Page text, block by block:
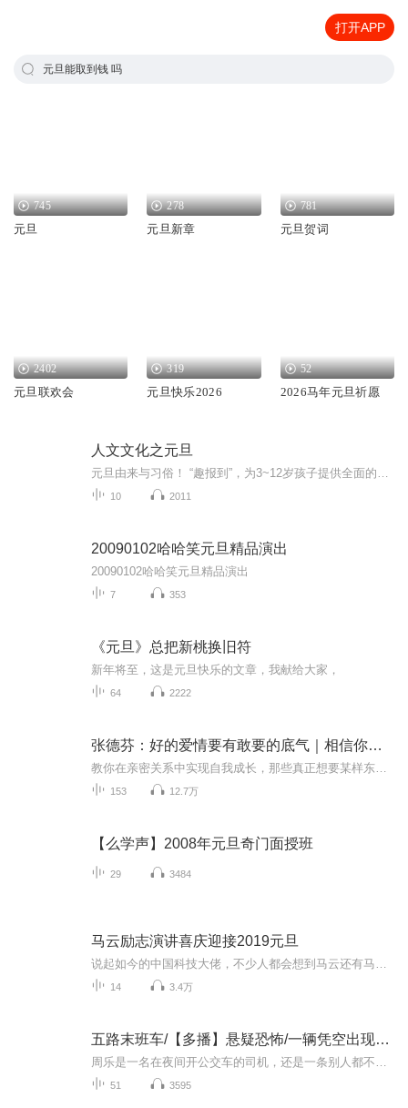
打开APP
元旦能取到钱 吗
745
元旦
278
元旦新章
781
元旦贺词
2402
元旦联欢会
319
元旦快乐2026
52
2026马年元旦祈愿
人文文化之元旦
10 2011
20090102哈哈笑元旦精品演出
20090102哈哈笑元旦精品演出
7 353
《元旦》总把新桃换旧符
新年将至，这是元旦快乐的文章，我献给大家，
64 2222
张德芬：好的爱情要有敢要的底气｜相信你配得，你才能取得｜女性成长
153 12.7万
【么学声】2008年元旦奇门面授班
29 3484
马云励志演讲喜庆迎接2019元旦
14 3.4万
五路末班车/【多播】悬疑恐怖/一辆凭空出现、不能取消线路的末班车
51 3595